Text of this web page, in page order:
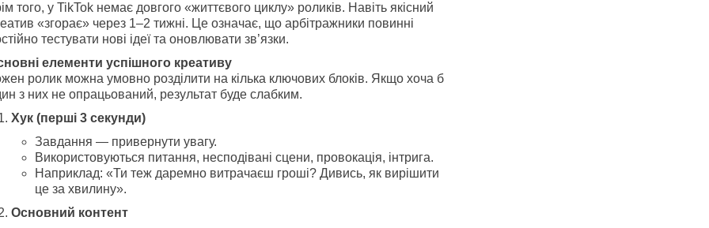
того, у TikTok немає довгого «життєвого циклу» роликів. Навіть якісний
«згорає» через 1–2 тижні. Це означає, що арбітражники повинні
тестувати нові ідеї та оновлювати зв’язки.
елементи успішного креативу
ролик можна умовно розділити на кілька ключових блоків. Якщо хоча б
з них не опрацьований, результат буде слабким.
Хук (перші 3 секунди)
Завдання — привернути увагу.
Використовуються питання, несподівані сцени, провокація, інтрига.
Наприклад: «Ти теж даремно витрачаєш гроші? Дивись, як вирішити
це за хвилину».
Основний контент